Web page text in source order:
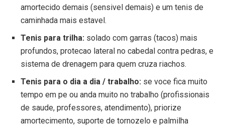
amortecido demais (sensivel demais) e um tenis de
caminhada mais estavel.
Tenis para trilha:solado com garras (tacos) mais
profundos, protecao lateral no cabedal contra pedras, e
sistema de drenagem para quem cruza riachos.
Tenis para o dia a dia / trabalho: se voce fica muito
tempo em pe ou anda muito no trabalho (profissionais
de saude, professores, atendimento), priorize
amortecimento, suporte de tornozelo e palmilha